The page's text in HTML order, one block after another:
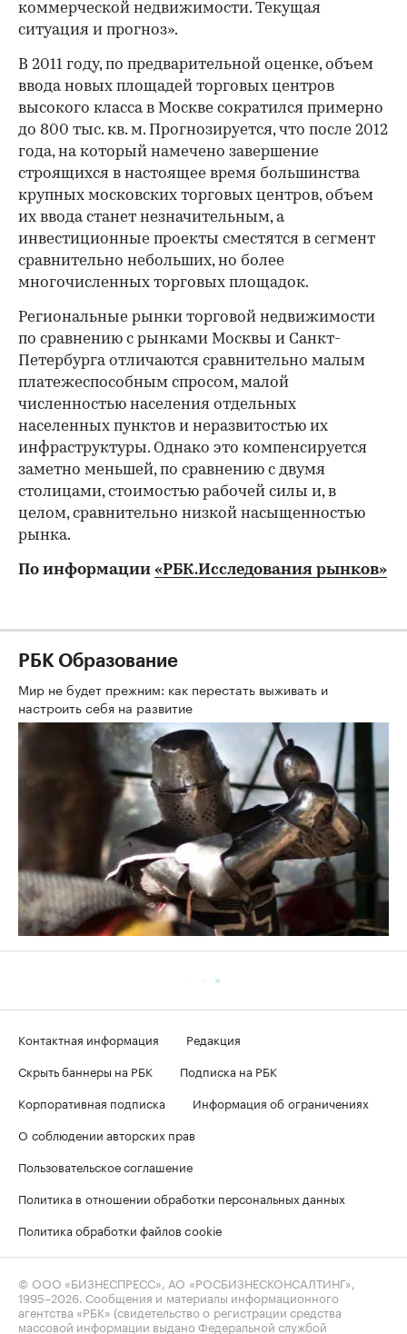
коммерческой недвижимости. Текущая
ситуация и прогноз».
В 2011 году, по предварительной оценке, объем
ввода новых площадей торговых центров
высокого класса в Москве сократился примерно
до 800 тыс. кв. м. Прогнозируется, что после 2012
года, на который намечено завершение
строящихся в настоящее время большинства
крупных московских торговых центров, объем
их ввода станет незначительным, а
инвестиционные проекты сместятся в сегмент
сравнительно небольших, но более
многочисленных торговых площадок.
Региональные рынки торговой недвижимости
по сравнению с рынками Москвы и Санкт-
Петербурга отличаются сравнительно малым
платежеспособным спросом, малой
численностью населения отдельных
населенных пунктов и неразвитостью их
инфраструктуры. Однако это компенсируется
заметно меньшей, по сравнению с двумя
столицами, стоимостью рабочей силы и, в
целом, сравнительно низкой насыщенностью
рынка.
По информации «РБК.Исследования рынков»
РБК Образование
Мир не будет прежним: как перестать выживать и
настроить себя на развитие
Контактная информация
Редакция
Скрыть баннеры на РБК
Подписка на РБК
Корпоративная подписка
Информация об ограничениях
О соблюдении авторских прав
Пользовательское соглашение
Политика в отношении обработки персональных данных
Политика обработки файлов cookie
© ООО «БИЗНЕСПРЕСС», АО «РОСБИЗНЕСКОНСАЛТИНГ»,
1995–2026. Сообщения и материалы информационного
агентства «РБК» (свидетельство о регистрации средства
массовой информации выдано Федеральной службой